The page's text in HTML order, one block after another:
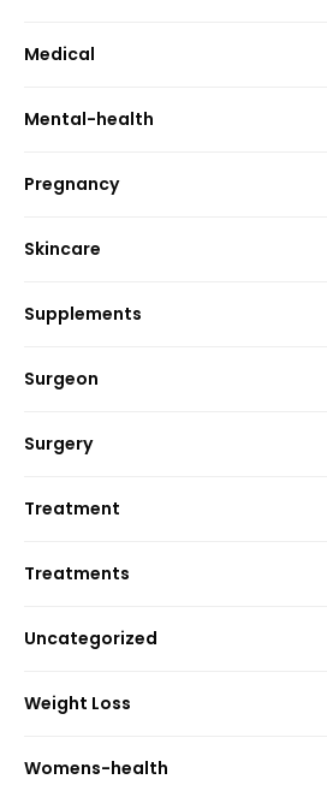
Medical
Mental-health
Pregnancy
Skincare
Supplements
Surgeon
Surgery
Treatment
Treatments
Uncategorized
Weight Loss
Womens-health